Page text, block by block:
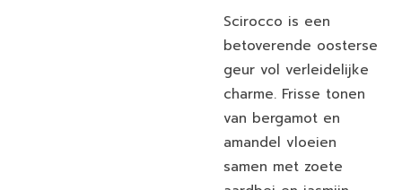
Scirocco is een
betoverende oosterse
geur vol verleidelijke
charme. Frisse tonen
van bergamot en
amandel vloeien
samen met zoete